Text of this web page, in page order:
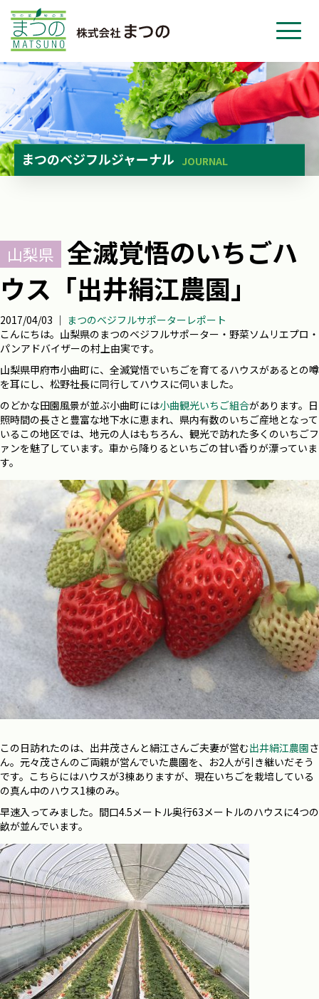
まつのベジフルジャーナル JOURNAL
山梨県
全滅覚悟のいちごハ
ウス「出井絹江農園」
2017/04/03 ｜ まつのベジフルサポーターレポート
こんにちは。山梨県のまつのベジフルサポーター・野菜ソムリエプロ・
パンアドバイザーの村上由実です。
山梨県甲府市小曲町に、全滅覚悟でいちごを育てるハウスがあるとの噂
を耳にし、松野社長に同行してハウスに伺いました。
のどかな田園風景が並ぶ小曲町には小曲観光いちご組合があります。日
照時間の長さと豊富な地下水に恵まれ、県内有数のいちご産地となって
いるこの地区では、地元の人はもちろん、観光で訪れた多くのいちごフ
ァンを魅了しています。車から降りるといちごの甘い香りが漂っていま
す。
この日訪れたのは、出井茂さんと絹江さんご夫妻が営む出井絹江農園さ
ん。元々茂さんのご両親が営んでいた農園を、お2人が引き継いだそう
です。こちらにはハウスが3棟ありますが、現在いちごを栽培している
の真ん中のハウス1棟のみ。
早速入ってみました。間口4.5メートル奥行63メートルのハウスに4つの
畝が並んでいます。
ホーム
事業紹介
会社紹介
ニュース
お問い合わせ